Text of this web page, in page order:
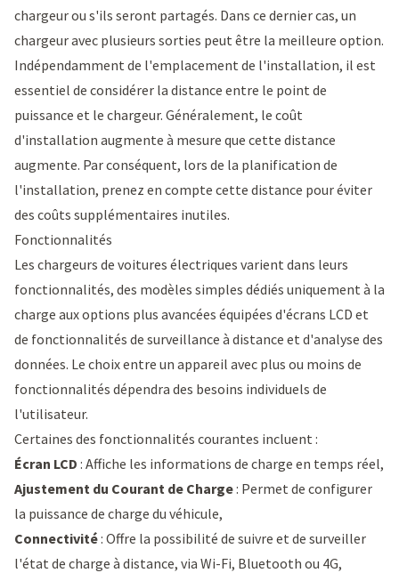
chargeur ou s'ils seront partagés. Dans ce dernier cas, un
chargeur avec plusieurs sorties peut être la meilleure option.
Indépendamment de l'emplacement de l'installation, il est
essentiel de considérer la distance entre le point de
puissance et le chargeur. Généralement, le coût
d'installation augmente à mesure que cette distance
augmente. Par conséquent, lors de la planification de
l'installation, prenez en compte cette distance pour éviter
des coûts supplémentaires inutiles.
Fonctionnalités
Les chargeurs de voitures électriques varient dans leurs
fonctionnalités, des modèles simples dédiés uniquement à la
charge aux options plus avancées équipées d'écrans LCD et
de fonctionnalités de surveillance à distance et d'analyse des
données. Le choix entre un appareil avec plus ou moins de
fonctionnalités dépendra des besoins individuels de
l'utilisateur.
Certaines des fonctionnalités courantes incluent :
Écran LCD : Affiche les informations de charge en temps réel,
Ajustement du Courant de Charge: Permet de configurer
la puissance de charge du véhicule,
Connectivité: Offre la possibilité de suivre et de surveiller
l'état de charge à distance, via Wi-Fi, Bluetooth ou 4G,